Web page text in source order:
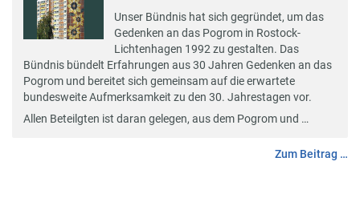
Unser Bündnis hat sich gegründet, um das
Gedenken an das Pogrom in Rostock-
Lichtenhagen 1992 zu gestalten. Das
Bündnis bündelt Erfahrungen aus 30 Jahren Gedenken an das
Pogrom und bereitet sich gemeinsam auf die erwartete
bundesweite Aufmerksamkeit zu den 30. Jahrestagen vor.
Allen Beteilgten ist daran gelegen, aus dem Pogrom und …
Zum Beitrag …